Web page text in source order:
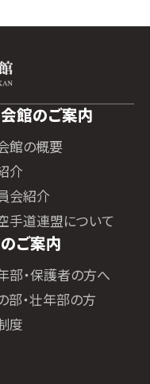
館のご案内
館の概要
介
会紹介
手道連盟について
ご案内
部・保護者の方へ
部・壮年部の方
度